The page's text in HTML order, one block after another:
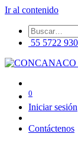
Ir al contenido
55 5722
0
Iniciar sesión
Contáctenos